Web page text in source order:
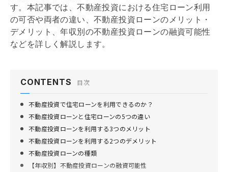
す。本記事では、不動産投資における住宅ローン利用
の可否や両者の違い、不動産投資ローンのメリット・
デメリット、年収別の不動産投資ローンの融資可能性
などを詳しく解説します。
CONTENTS 目次
不動産投資で住宅ローンを利用できるのか？
不動産投資ローンと住宅ローンの5つの違い
不動産投資ローンを利用する3つのメリット
不動産投資ローンを利用する2つのデメリット
不動産投資ローンの種類
【年収別】不動産投資ローンの融資可能性